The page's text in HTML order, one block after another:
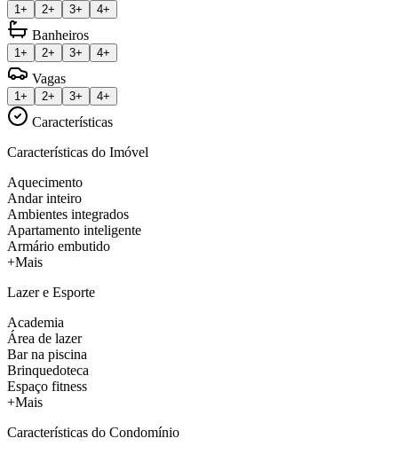
1+ 2+ 3+ 4+
Banheiros
1+ 2+ 3+ 4+
Vagas
1+ 2+ 3+ 4+
Características
Características do Imóvel
Aquecimento
Andar inteiro
Ambientes integrados
Apartamento inteligente
Armário embutido
+Mais
Lazer e Esporte
Academia
Área de lazer
Bar na piscina
Brinquedoteca
Espaço fitness
+Mais
Características do Condomínio